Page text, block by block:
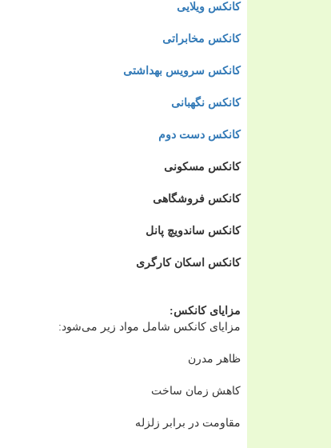
کانکس ویلایی
کانکس مخابراتی
کانکس سرویس بهداشتی
کانکس نگهبانی
کانکس دست دوم
کانکس مسکونی
کانکس فروشگاهی
کانکس ساندویچ پانل
کانکس اسکان کارگری
مزایای کانکس:
مزایای کانکس شامل مواد زیر می‌شود:
ظاهر مدرن
کاهش زمان ساخت
مقاومت در برابر زلزله